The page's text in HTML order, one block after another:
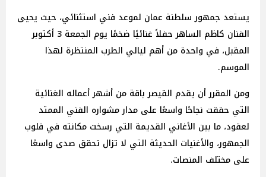
يستعد جمهور سلطنة عمان لموعد فني استثنائي، حيث يحيى
الفنان كاظم الساهر حفلاً غنائيًا ضخمًا يوم الجمعة 3 أكتوبر
المقبل، في واحدة من أهم ليالي الطرب المنتظرة لهذا
الموسم.
ومن المقرر أن يقدم القيصر باقة من أشهر أعماله الغنائية
التي حققت نجاحًا واسعًا على مدار مشواره الفني الممتد
لعقود، ما بين الأغاني القديمة التي رسخت مكانته في قلوب
الجمهور، والأغنيات الحديثة التي لا تزال تحقق صدى واسعًا
على مختلف المنصات.